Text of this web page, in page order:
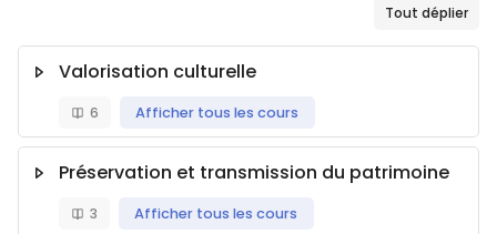
Tout déplier
Valorisation culturelle
6 Afficher tous les cours
Préservation et transmission du patrimoine
3 Afficher tous les cours